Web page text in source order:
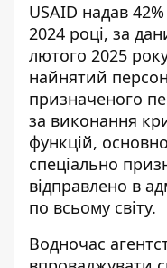
USAID надав
2024 році, за
лютого 2025
найнятий
призначеного
за виконання
функцій,
спеціально
відправлено в
по всьому світу.
Водночас